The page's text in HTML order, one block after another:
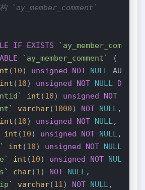
`ay_member_comment`
IF EXISTS
`ay_member_comment`
`ay_member_comment`
(10) unsigned NOT NULL
int (10) unsigned NOT NULL
int (10) unsigned NOT
varchar(1000) NOT NULL
int (10) unsigned NOT NULL
int (10) unsigned NOT NULL
int (10) unsigned NOT NULL
int (10) unsigned NOT NULL
char(1) NOT NULL
varchar(11) NOT NULL